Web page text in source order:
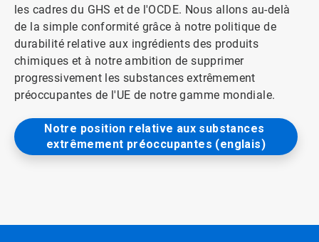
les cadres du GHS et de l'OCDE. Nous allons au-delà
de la simple conformité grâce à notre politique de
durabilité relative aux ingrédients des produits
chimiques et à notre ambition de supprimer
progressivement les substances extrêmement
préoccupantes de l'UE de notre gamme mondiale.
Notre position relative aux substances
extrêmement préoccupantes (englais)